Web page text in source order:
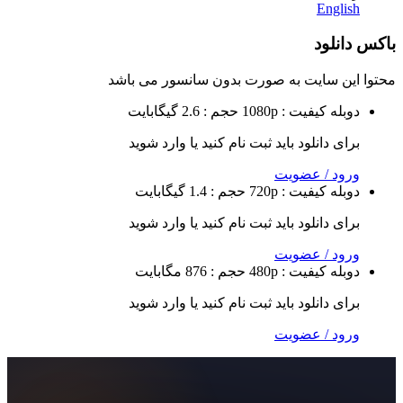
سایت به صورتبدون سانسورمی باشد
کیفیت : 1080p حجم : 2.6 گیگابایت
دانلود باید ثبت نام کنید یا وارد شوید
/ عضویت
کیفیت : 720p حجم : 1.4 گیگابایت
دانلود باید ثبت نام کنید یا وارد شوید
/ عضویت
کیفیت : 480p حجم : 876 مگابایت
دانلود باید ثبت نام کنید یا وارد شوید
/ عضویت